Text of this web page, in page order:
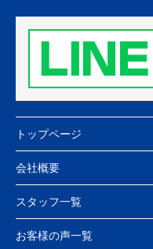
トップページ
会社概要
スタッフ一覧
お客様の声一覧